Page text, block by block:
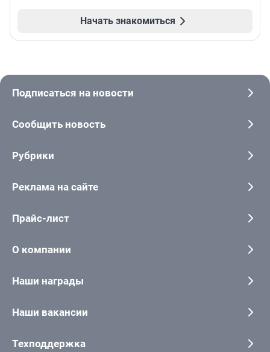
Начать знакомиться
Подписаться на новости
Сообщить новость
Рубрики
Реклама на сайте
Прайс-лист
О компании
Наши награды
Наши вакансии
Техподдержка